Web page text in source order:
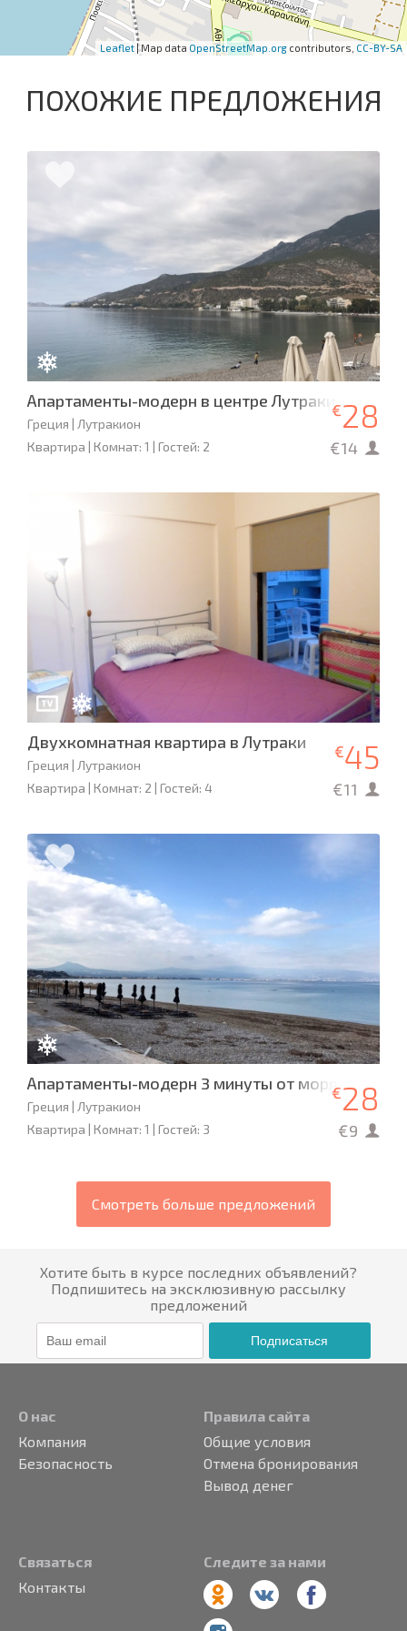
Leaflet | Map data OpenStreetMap.org contributors, CC-BY-SA
ПОХОЖИЕ ПРЕДЛОЖЕНИЯ
Апартаменты-модерн в центре Лутраки
Греция | Лутракион
Квартира | Комнат: 1 | Гостей: 2
€28
€14
Двухкомнатная квартира в Лутраки
Греция | Лутракион
Квартира | Комнат: 2 | Гостей: 4
€45
€11
Апартаменты-модерн 3 минуты от моря
Греция | Лутракион
Квартира | Комнат: 1 | Гостей: 3
€28
€9
Смотреть больше предложений
Хотите быть в курсе последних объявлений?
Подпишитесь на эксклюзивную рассылку
предложений
Подписаться
О нас
Компания
Безопасность
Правила сайта
Общие условия
Отмена бронирования
Вывод денег
Связаться
Контакты
Следите за нами